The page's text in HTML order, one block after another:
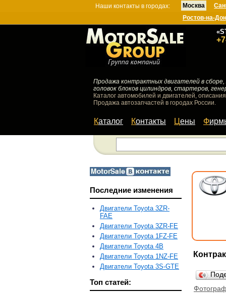
Наши контакты в городах: Москва
Ростов-на-
Продажа контрактных двигателей в сборе,
головок блоков цилиндров, стартеров,
Каталог автомобилей и двигателей,
Продажа автозапчастей в городах России.
Каталог Контакты Цены
Последние изменения
Двигатели Toyota 3ZR-
FAE
Двигатели Toyota 3ZR-FE
Двигатели Toyota 1FZ-FE
Двигатели Toyota 4B
Двигатели Toyota 1NZ-FE
Двигатели Toyota 3S-GTE
Топ статей: